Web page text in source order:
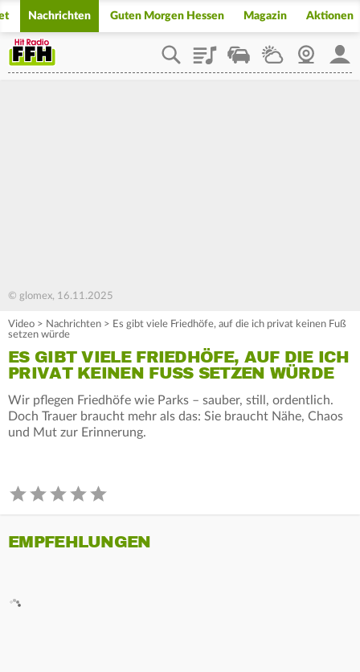
Nachrichten Guten Morgen Hessen Magazin Aktionen
PlaylistStaupilotWetterWebcam
© glomex, 16.11.2025
Video > Nachrichten > Es gibt viele Friedhöfe, auf die ich privat keinen Fuß
setzen würde
ES GIBT VIELE FRIEDHÖFE, AUF DIE ICH
PRIVAT KEINEN FUSS SETZEN WÜRDE
Wir pflegen Friedhöfe wie Parks – sauber, still, ordentlich.
Doch Trauer braucht mehr als das: Sie braucht Nähe, Chaos
und Mut zur Erinnerung.
EMPFEHLUNGEN